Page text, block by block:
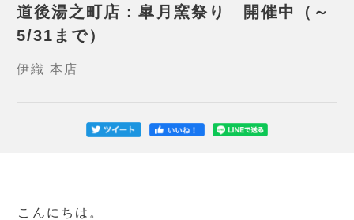
道後湯之町店：皐月窯祭り 開催中（～
5/31まで）
伊織 本店
こんにちは。